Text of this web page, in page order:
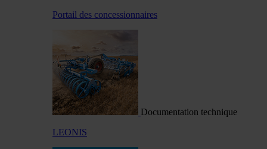
Portail des concessionnaires
Documentation technique
LEONIS